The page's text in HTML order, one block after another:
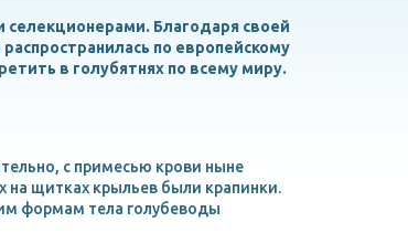
селекционерами. Благодаря своей
по европейскому
в голубятнях по всему миру.
с примесью крови ныне
на щитках крыльев были крапинки.
формам тела голубеводы